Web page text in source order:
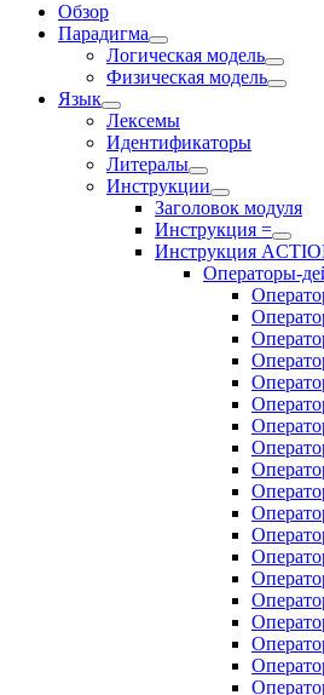
Обзор
Парадигма
Логическая модель
Физическая модель
Язык
Лексемы
Идентификаторы
Литералы
Инструкции
Заголовок модуля
Инструкция =
Инструкция
Операторы-